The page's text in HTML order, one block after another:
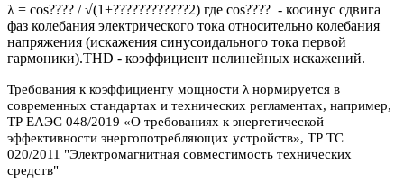
λ = cos???? / √(1+????????????2) где cos???? - косинус сдвига
фаз колебания электрического тока относительно колебания
напряжения (искажения синусоидального тока первой
гармоники).THD - коэффициент нелинейных искажений.
Требования к коэффициенту мощности λ нормируется в
современных стандартах и технических регламентах, например,
ТР ЕАЭС 048/2019 «О требованиях к энергетической
эффективности энергопотребляющих устройств», ТР ТС
020/2011 "Электромагнитная совместимость технических
средств"